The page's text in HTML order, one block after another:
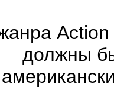
должны